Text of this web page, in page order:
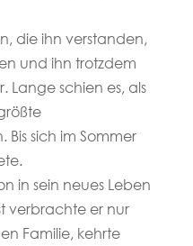
die ihn verstanden,
und ihn trotzdem
Lange schien es, als
sich im Sommer
in sein neues Leben
verbrachte er nur
Familie, kehrte